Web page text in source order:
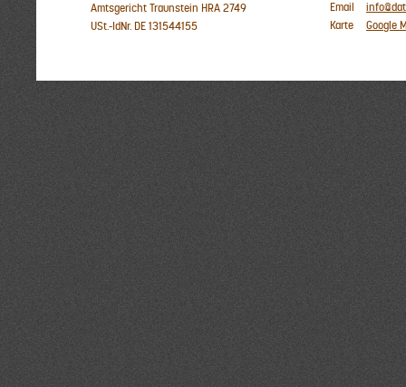
Amtsgericht Traunstein HRA 2749
USt.-IdNr. DE 131544155
Email
Karte
Google